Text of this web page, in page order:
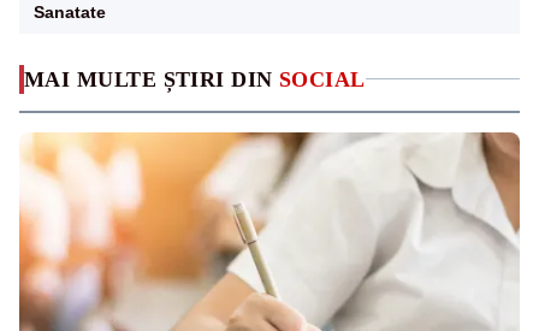
MAI MULTE ȘTIRI DIN SOCIAL
Sanatate